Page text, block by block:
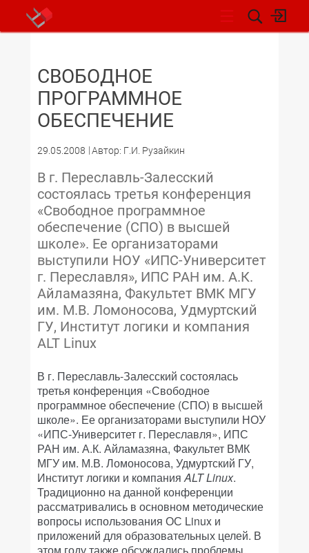
СВОБОДНОЕ
ПРОГРАММНОЕ
ОБЕСПЕЧЕНИЕ
29.05.2008 Автор: Г.И. Рузайкин
В г. Переславль-Залесский
состоялась третья конференция
«Свободное программное
обеспечение (СПО) в высшей
школе». Ее организаторами
выступили НОУ «ИПС-Университет
г. Переславля», ИПС РАН им. А.К.
Айламазяна, Факультет ВМК МГУ
им. М.В. Ломоносова, Удмуртский
ГУ, Институт логики и компания
ALT Linux
В г. Переславль-Залесский состоялась
третья конференция «Свободное
программное обеспечение (СПО) в высшей
школе». Ее организаторами выступили НОУ
«ИПС-Университет г. Переславля», ИПС
РАН им. А.К. Айламазяна, Факультет ВМК
МГУ им. М.В. Ломоносова, Удмуртский ГУ,
Институт логики и компанияALT Linux.
Традиционно на данной конференции
рассматривались в основном методические
вопросы использования ОС Linux и
приложений для образовательных целей. В